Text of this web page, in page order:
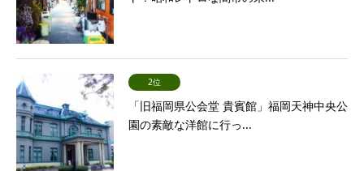
2位
「旧福岡県公会堂 貴賓館」福岡天神中央公
園の素敵な洋館に行っ...